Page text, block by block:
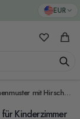
EUR
Meine
Fototapete Vintage Blumenmuster mit Hirsch für Kinderzimmer
Kinderzimmer